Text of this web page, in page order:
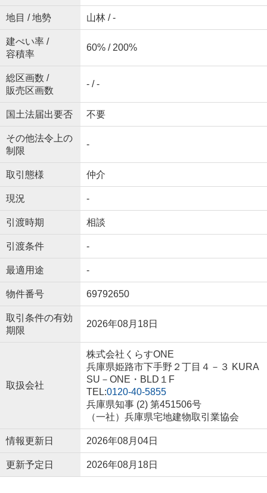
地目 / 地勢 山林 / -
建ぺい率 /
容積率
60% / 200%
総区画数 /
販売区画数
- / -
国土法届出要否 不要
その他法令上の
制限
-
取引態様 仲介
現況 -
引渡時期 相談
引渡条件 -
最適用途 -
物件番号 69792650
取引条件の有効
期限
2026年08月18日
取扱会社
株式会社くらすONE
兵庫県姫路市下手野２丁目４－３ KURA
SU－ONE・BLD１F
TEL:0120-40-5855
兵庫県知事 (2) 第451506号
（一社）兵庫県宅地建物取引業協会
情報更新日 2026年08月04日
更新予定日 2026年08月18日